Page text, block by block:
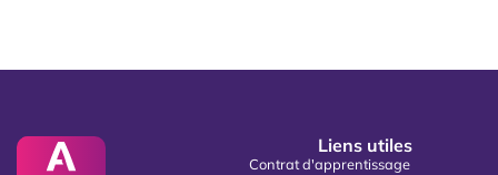
Liens utiles
Contrat d'apprentissage